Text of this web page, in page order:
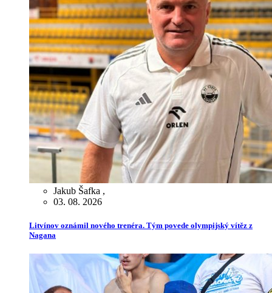
Jakub Šafka ,
03. 08. 2026
Litvínov oznámil nového trenéra. Tým povede olympijský vítěz z
Nagana